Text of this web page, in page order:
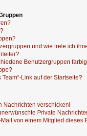
und wie trete ich
Benutzergruppen
Team“-Link auf der Startseite?
Nachrichten verschicken!
Private
von einem Mitglied dieses